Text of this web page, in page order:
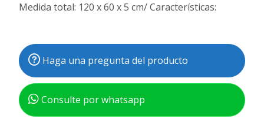
Medida total: 120 x 60 x 5 cm/ Características:
Haga una pregunta del producto
Consulte por whatsapp